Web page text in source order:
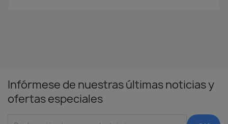
Infórmese de nuestras últimas noticias y
ofertas especiales